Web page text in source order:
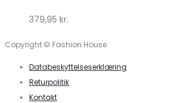
379,95 kr.
Copyright © Fashion House
Databeskyttelseserklæring
Returpolitik
Kontakt